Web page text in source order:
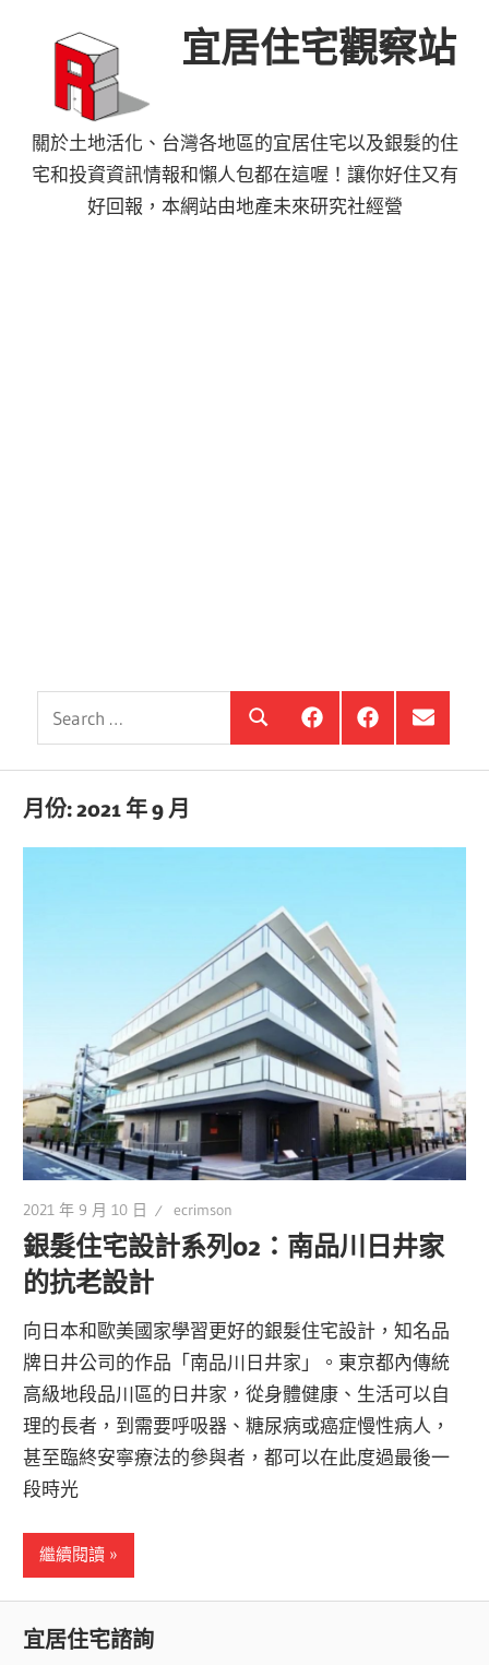
宜居住宅觀察站
關於土地活化、台灣各地區的宜居住宅以及銀髮的住
宅和投資資訊情報和懶人包都在這喔！讓你好住又有
好回報，本網站由地產未來研究社經營
Search
銀
髮
住
宅
投
資
銀
髮,
海
選
單
項
目
月份:2021 年 9 月
2021 年 9 月 10 日 ecrimson
銀髮住宅設計系列02：南品川日井家
的抗老設計
向日本和歐美國家學習更好的銀髮住宅設計，知名品
牌日井公司的作品「南品川日井家」。東京都內傳統
高級地段品川區的日井家，從身體健康、生活可以自
理的長者，到需要呼吸器、糖尿病或癌症慢性病人，
甚至臨終安寧療法的參與者，都可以在此度過最後一
段時光
繼續閱讀
宜居住宅諮詢